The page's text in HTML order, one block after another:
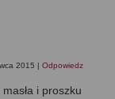
2015 | Odpowiedz
i proszku